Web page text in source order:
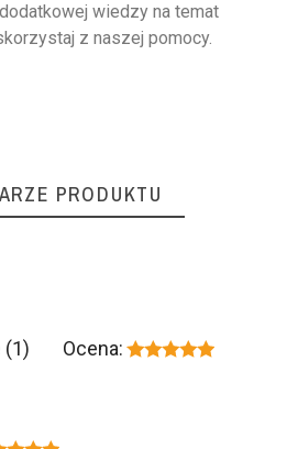
wiedzy na temat
z naszej pomocy.
PRODUKTU
Ocena: